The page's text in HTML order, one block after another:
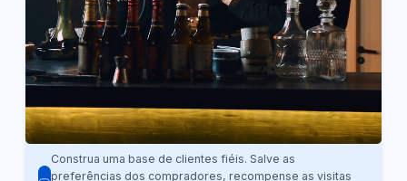
Construa uma base de clientes fiéis. Salve as
preferências dos compradores, recompense as visitas